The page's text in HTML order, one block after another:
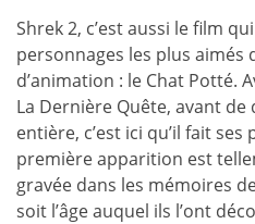
Shrek 2, c’est aussi le film
personnages les plus aimés
d’animation : le Chat Potté.
La Dernière Quête, avant
entière, c’est ici qu’il fait
première apparition est
gravée dans les mémoires
soit l’âge auquel ils l’ont